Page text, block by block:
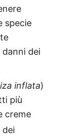
specie
dei
inflata)
più
creme
dei